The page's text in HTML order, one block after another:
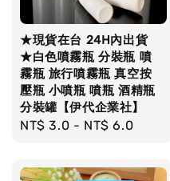
★現貨在台 24H內出貨
★白色噴霧瓶 分裝瓶 噴
霧瓶 旅行噴霧瓶 真空按
壓瓶 小噴瓶 噴瓶 酒精瓶
分裝罐【伊代企業社】
Regular
NT$ 3.0 - NT$ 6.0